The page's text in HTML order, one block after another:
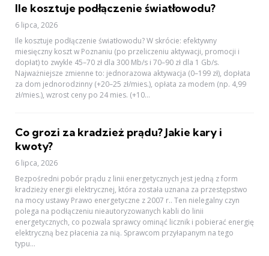
Ile kosztuje podłączenie światłowodu?
6 lipca, 2026
Ile kosztuje podłączenie światłowodu? W skrócie: efektywny
miesięczny koszt w Poznaniu (po przeliczeniu aktywacji, promocji i
dopłat) to zwykle 45–70 zł dla 300 Mb/s i 70–90 zł dla 1 Gb/s.
Najważniejsze zmienne to: jednorazowa aktywacja (0–199 zł), dopłata
za dom jednorodzinny (+20–25 zł/mies.), opłata za modem (np. 4,99
zł/mies.), wzrost ceny po 24 mies. (+10...
Co grozi za kradzież prądu? Jakie kary i
kwoty?
6 lipca, 2026
Bezpośredni pobór prądu z linii energetycznych jest jedną z form
kradzieży energii elektrycznej, która została uznana za przestępstwo
na mocy ustawy Prawo energetyczne z 2007 r.. Ten nielegalny czyn
polega na podłączeniu nieautoryzowanych kabli do linii
energetycznych, co pozwala sprawcy ominąć licznik i pobierać energię
elektryczną bez płacenia za nią. Sprawcom przyłapanym na tego
typu...